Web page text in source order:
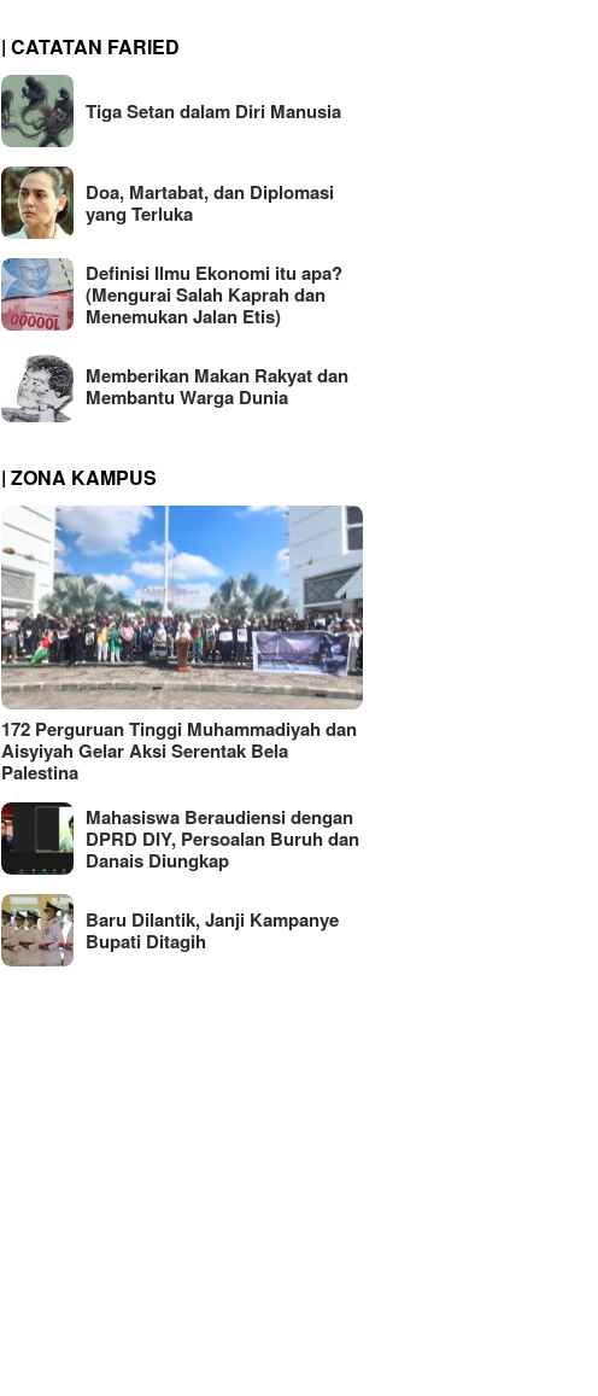
| CATATAN FARIED
Tiga Setan dalam Diri Manusia
Doa, Martabat, dan Diplomasi
yang Terluka
Definisi Ilmu Ekonomi itu apa?
(Mengurai Salah Kaprah dan
Menemukan Jalan Etis)
Memberikan Makan Rakyat dan
Membantu Warga Dunia
| ZONA KAMPUS
172 Perguruan Tinggi Muhammadiyah dan
Aisyiyah Gelar Aksi Serentak Bela
Palestina
Mahasiswa Beraudiensi dengan
DPRD DIY, Persoalan Buruh dan
Danais Diungkap
Baru Dilantik, Janji Kampanye
Bupati Ditagih